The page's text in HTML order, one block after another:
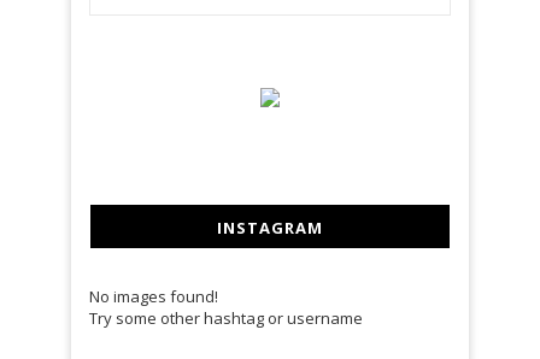
INSTAGRAM
No images found!
Try some other hashtag or username